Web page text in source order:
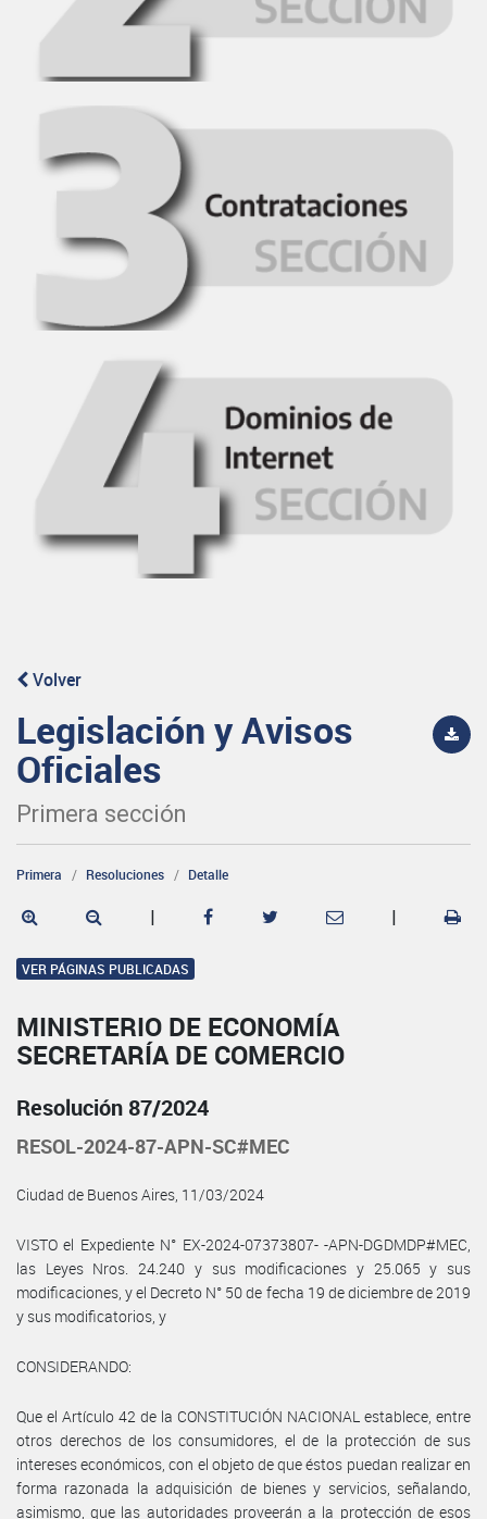
Volver
Legislación y Avisos
Oficiales
Primera sección
Primera Resoluciones Detalle
| |
VER PÁGINAS PUBLICADAS
MINISTERIO DE ECONOMÍA
SECRETARÍA DE COMERCIO
Resolución 87/2024
RESOL-2024-87-APN-SC#MEC
Ciudad de Buenos Aires, 11/03/2024
VISTO el Expediente N° EX-2024-07373807- -APN-DGDMDP#MEC,
las Leyes Nros. 24.240 y sus modificaciones y 25.065 y sus
modificaciones, y el Decreto N° 50 de fecha 19 de diciembre de 2019
y sus modificatorios, y
CONSIDERANDO:
Que el Artículo 42 de la CONSTITUCIÓN NACIONAL establece, entre
otros derechos de los consumidores, el de la protección de sus
intereses económicos, con el objeto de que éstos puedan realizar en
forma razonada la adquisición de bienes y servicios, señalando,
asimismo, que las autoridades proveerán a la protección de esos